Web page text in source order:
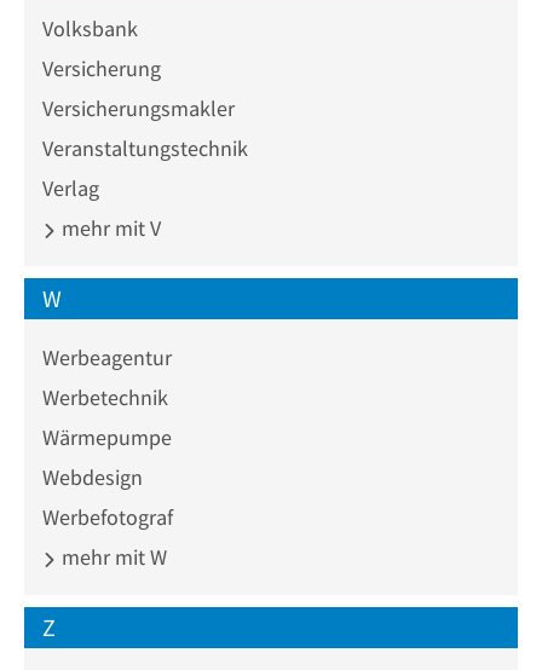
Volksbank
Versicherung
Versicherungsmakler
Veranstaltungstechnik
Verlag
mehr mit V
W
Werbeagentur
Werbetechnik
Wärmepumpe
Webdesign
Werbefotograf
mehr mit W
Z